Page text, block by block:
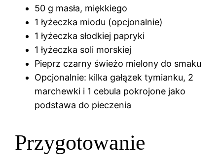
50 g masła, miękkiego
1 łyżeczka miodu (opcjonalnie)
1 łyżeczka słodkiej papryki
1 łyżeczka soli morskiej
Pieprz czarny świeżo mielony do smaku
Opcjonalnie: kilka gałązek tymianku, 2
marchewki i 1 cebula pokrojone jako
podstawa do pieczenia
Przygotowanie